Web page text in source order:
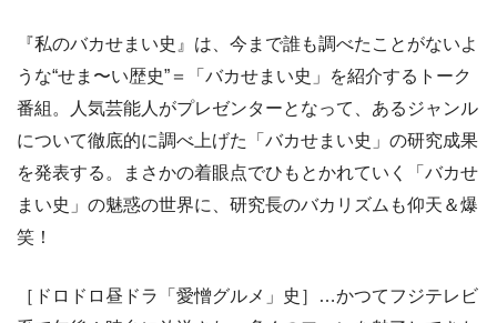
『私のバカせまい史』は、今まで誰も調べたことがないよ
うな“せま〜い歴史”＝「バカせまい史」を紹介するトーク
番組。人気芸能人がプレゼンターとなって、あるジャンル
について徹底的に調べ上げた「バカせまい史」の研究成果
を発表する。まさかの着眼点でひもとかれていく「バカせ
まい史」の魅惑の世界に、研究長のバカリズムも仰天＆爆
笑！
［ドロドロ昼ドラ「愛憎グルメ」史］…かつてフジテレビ